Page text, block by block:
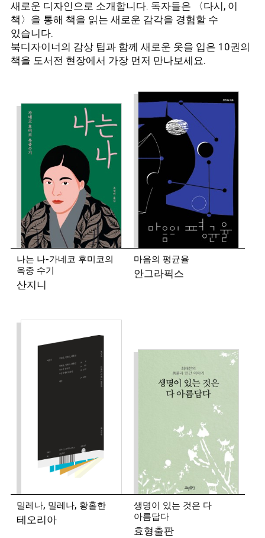
새로운 디자인으로 소개합니다. 독자들은 〈다시, 이
책〉을 통해 책을 읽는 새로운 감각을 경험할 수
있습니다.
북디자이너의 감상 팁과 함께 새로운 옷을 입은 10권의
책을 도서전 현장에서 가장 먼저 만나보세요.
나는 나-가네코 후미코의
옥중 수기
산지니
마음의 평균율
안그라픽스
밀레나, 밀레나, 황홀한
테오리아
생명이 있는 것은 다
아름답다
효형출판